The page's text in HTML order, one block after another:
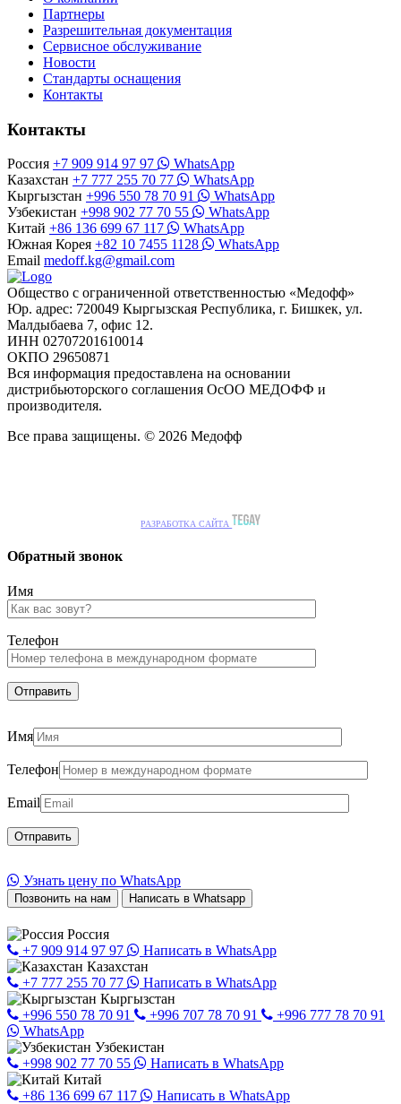
Партнеры
Разрешительная документация
Сервисное обслуживание
Новости
Стандарты оснащения
Контакты
Контакты
Россия +7 909 914 97 97
WhatsApp
Казахстан +7 777 255 70 77
WhatsApp
Кыргызстан +996 550 78 70 91
WhatsApp
Узбекистан +998 902 77 70 55
WhatsApp
Китай +86 136 699 67 117
WhatsApp
Южная Корея +82 10 7455 1128
WhatsApp
Email medoff.kg@gmail.com
Общество с ограниченной ответственностью «Медофф»
Юр. адрес: 720049 Кыргызская Республика, г. Бишкек, ул.
Малдыбаева 7, офис 12.
ИНН 02707201610014
ОКПО 29650871
Вся информация предоставлена на основании
дистрибьюторского соглашения ОсОО МЕДОФФ и
производителя.
Все права защищены. © 2026 Медофф
РАЗРАБОТКА САЙТА
Обратный звонок
Имя
Телефон
Имя
Телефон
Email
Узнать цену по WhatsApp
Позвонить на нам Написать в Whatsapp
Россия
+7 909 914 97 97
Написать в WhatsApp
Казахстан
+7 777 255 70 77
Написать в WhatsApp
Кыргызстан
+996 550 78 70 91
+996 707 78 70 91
+996 777 78 70 91
WhatsApp
Узбекистан
+998 902 77 70 55
Написать в WhatsApp
Китай
+86 136 699 67 117
Написать в WhatsApp